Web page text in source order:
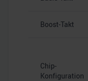
Boost-Takt
Chip-
Konfiguration